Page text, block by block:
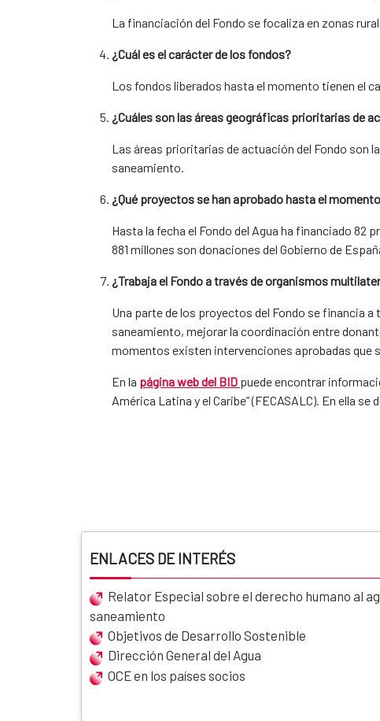
La financiación del Fondo se focaliza en zonas
¿Cuál es el carácter de los fondos?
Los fondos liberados hasta el momento tienen el
¿Cuáles son las áreas geográficas prioritarias de
Las áreas prioritarias de actuación del Fondo son
saneamiento.
¿Qué proyectos se han aprobado hasta el
Hasta la fecha el Fondo del Agua ha financiado 82
881 millones son donaciones del Gobierno de
¿Trabaja el Fondo a través de organismos
Una parte de los proyectos del Fondo se financia
saneamiento, mejorar la coordinación entre
momentos existen intervenciones aprobadas que
En la página web de​l BID ​ puede encontrar
América Latina y el Caribe” (FECASALC). En ella
ENLACES DE INTERÉS
Relator Especial sobre el derecho humano al
saneamiento
Objetivos de Desarrollo Sostenible
Dirección General del Agua
OCE en los países socios